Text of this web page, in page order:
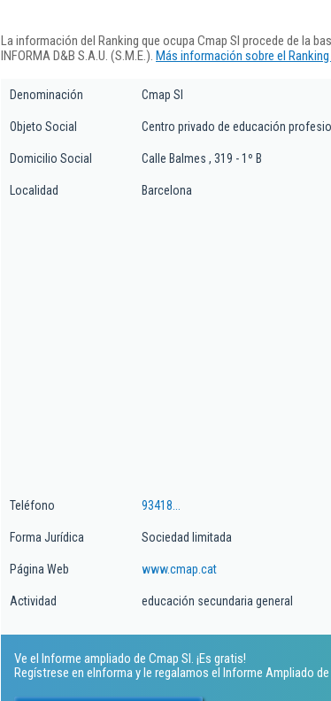
La información del Ranking que ocupa Cmap Sl procede de la
INFORMA D&B S.A.U. (S.M.E.). Más información sobre el Ranking
Denominación Cmap Sl
Objeto Social Centro privado de educación
Domicilio Social Calle Balmes , 319 - 1º B
Localidad Barcelona
Teléfono 93418...
Forma Jurídica Sociedad limitada
Página Web www.cmap.cat
Actividad educación secundaria general
Ve el Informe ampliado de Cmap Sl. ¡Es gratis!
Regístrese en eInforma y le regalamos el Informe Ampliado